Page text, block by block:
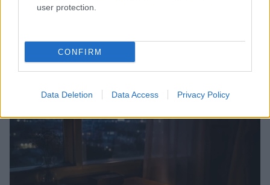
user protection.
CONFIRM
Data Deletion Data Access Privacy Policy
mente fresca senza rovinare il make-up
Beatrice Bonaventura · 7 Ago 2026